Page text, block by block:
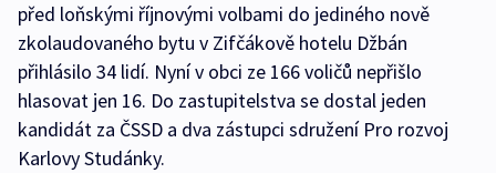
před loňskými říjnovými volbami do jediného nově
zkolaudovaného bytu v Zifčákově hotelu Džbán
přihlásilo 34 lidí. Nyní v obci ze 166 voličů nepřišlo
hlasovat jen 16. Do zastupitelstva se dostal jeden
kandidát za ČSSD a dva zástupci sdružení Pro rozvoj
Karlovy Studánky.